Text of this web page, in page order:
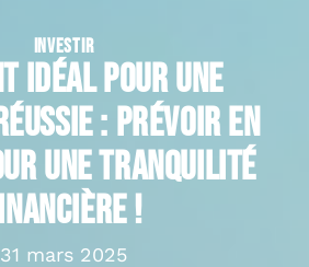
INVESTIR
idéal pour une
: prévoir en
une tranquilité
!
31 mars 2025